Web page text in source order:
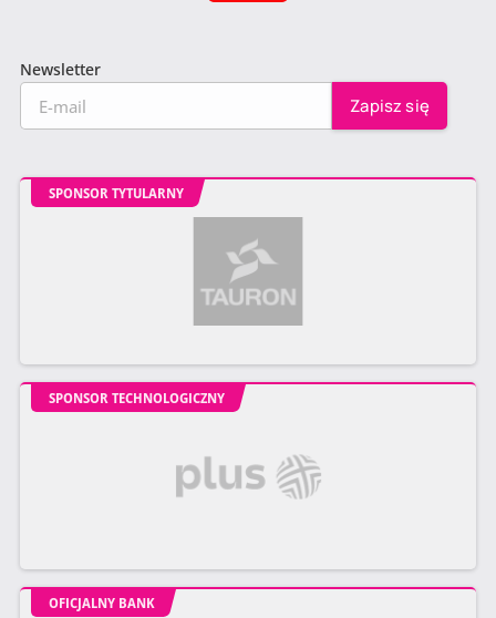
Newsletter
SPONSOR TYTULARNY
SPONSOR TECHNOLOGICZNY
OFICJALNY BANK